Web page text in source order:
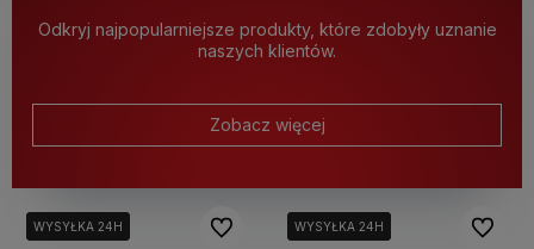
Odkryj najpopularniejsze produkty, które zdobyły uznanie
naszych klientów.
Zobacz więcej
WYSYŁKA 24H
WYSYŁKA 24H Do ulubionychWYSYŁKA 24H
WYSYŁKA 24H Do